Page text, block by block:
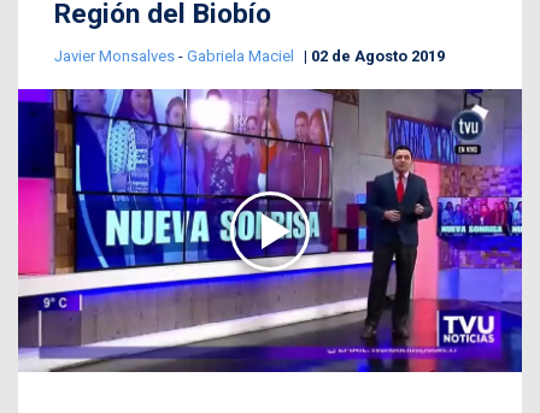
Región del Biobío
Javier Monsalves - Gabriela Maciel 02 de Agosto 2019